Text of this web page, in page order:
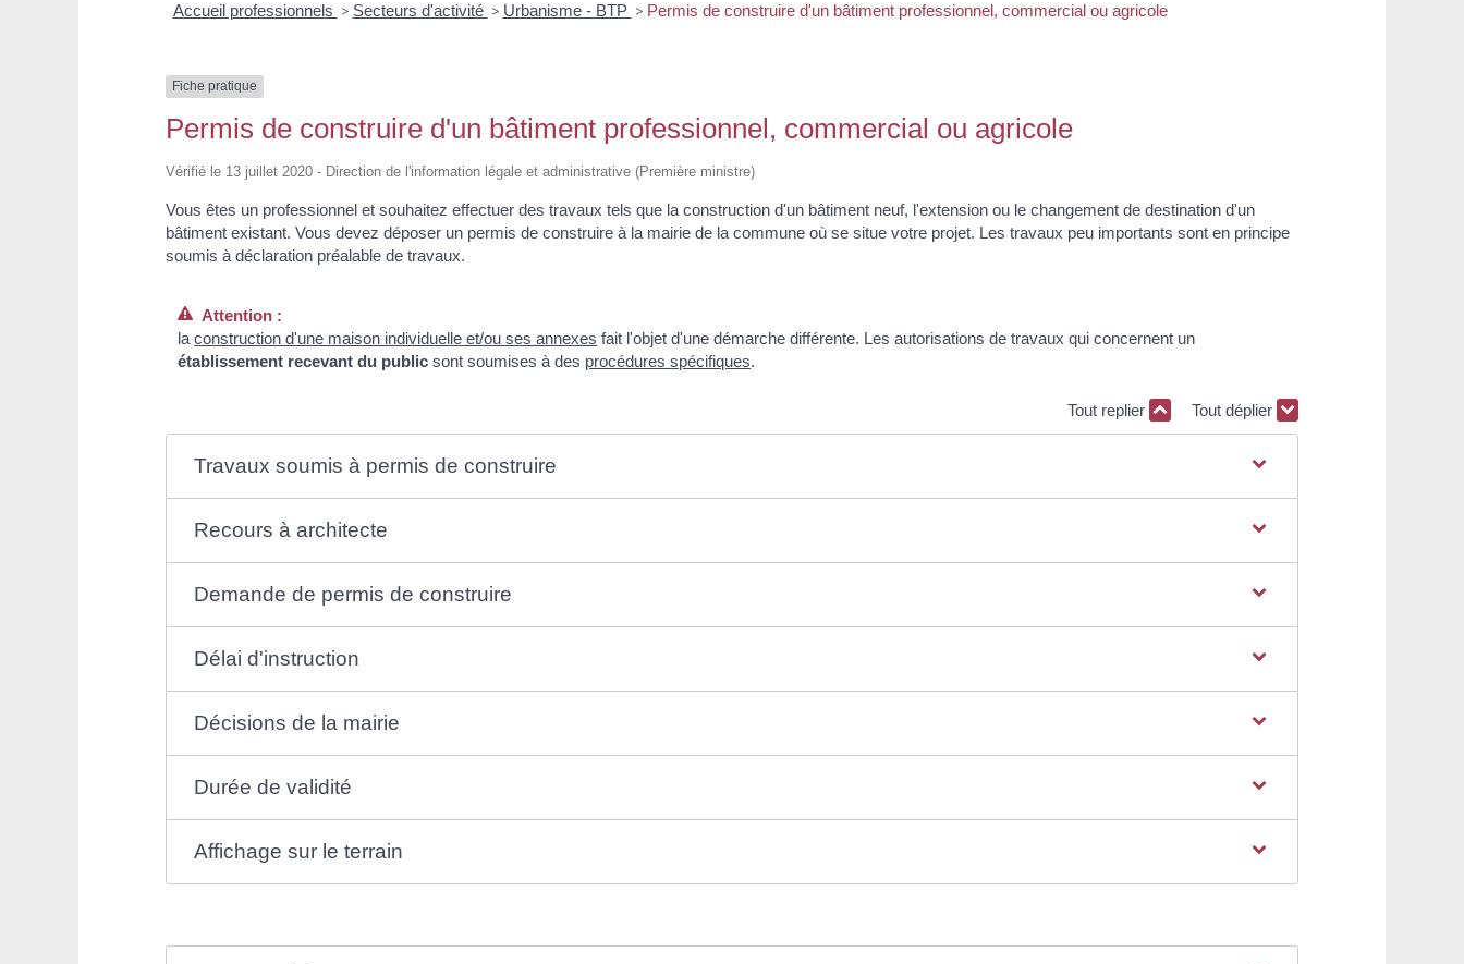
Accueil professionnels > Secteurs d'activité > Urbanisme - BTP > Permis de construire d'un bâtiment professionnel, commercial ou agricole
Fiche pratique
Permis de construire d'un bâtiment professionnel, commercial ou agricole
Vérifié le 13 juillet 2020 - Direction de l'information légale et administrative (Première ministre)
Vous êtes un professionnel et souhaitez effectuer des travaux tels que la construction d'un bâtiment neuf, l'extension ou le changement de destination d'un
bâtiment existant. Vous devez déposer un permis de construire à la mairie de la commune où se situe votre projet. Les travaux peu importants sont en principe
soumis à déclaration préalable de travaux.
Attention :
laconstruction d'une maison individuelle et/ou ses annexes fait l'objet d'une démarche différente. Les autorisations de travaux qui concernent un
établissement recevant du public sont soumises à des procédures spécifiques.
Tout replier Tout déplier
Travaux soumis à permis de construire
Recours à architecte
Demande de permis de construire
Délai d'instruction
Décisions de la mairie
Durée de validité
Affichage sur le terrain